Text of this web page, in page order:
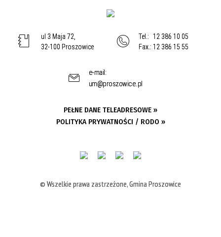
ul 3 Maja 72,
32-100 Proszowice
Tel.:
12 386 10 05
Fax.: 12 386 15 55
e-mail:
um@proszowice.pl
PEŁNE DANE TELEADRESOWE »
POLITYKA PRYWATNOŚCI / RODO »
© Wszelkie prawa zastrzeżone, Gmina Proszowice